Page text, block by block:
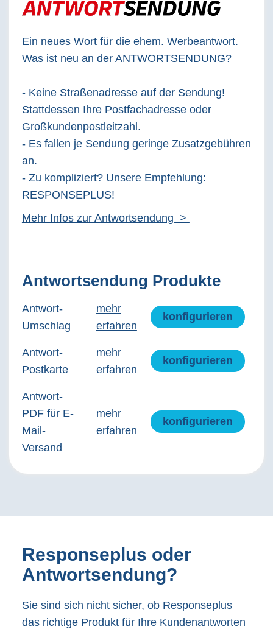
Ein neues Wort für die ehem. Werbeantwort.
Was ist neu an der ANTWORTSENDUNG?
- Keine Straßenadresse auf der Sendung!
Stattdessen Ihre Postfachadresse oder
Großkundenpostleitzahl.
- Es fallen je Sendung geringe Zusatzgebühren
an.
- Zu kompliziert? Unsere Empfehlung:
RESPONSEPLUS!
Mehr Infos zur Antwortsendung >
Antwortsendung Produkte
Antwort-
Umschlag
mehr
erfahren
konfigurieren
Antwort-
Postkarte
mehr
erfahren
konfigurieren
Antwort-
PDF für E-
Mail-
Versand
mehr
erfahren
konfigurieren
Responseplus oder
Antwortsendung?
Sie sind sich nicht sicher, ob Responseplus
das richtige Produkt für Ihre Kundenantworten